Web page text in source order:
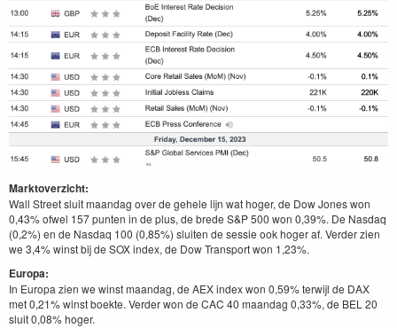
Marktoverzicht:
Wall Street sluit maandag over de gehele lijn wat hoger, de Dow Jones won
0,43% ofwel 157 punten in de plus, de brede S&P 500 won 0,39%. De Nasdaq
(0,2%) en de Nasdaq 100 (0,85%) sluiten de sessie ook hoger af. Verder zien
we 3,4% winst bij de SOX index, de Dow Transport won 1,23%.
Europa:
In Europa zien we winst maandag, de AEX index won 0,59% terwijl de DAX
met 0,21% winst boekte. Verder won de CAC 40 maandag 0,33%, de BEL 20
sluit 0,08% hoger.